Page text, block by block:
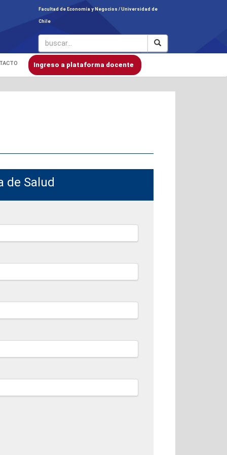
Facultad de Economía y Negocios / Universidad de
Chile
Ingreso a plataforma docente
de Salud